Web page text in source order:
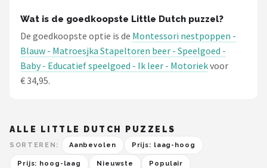
Wat is de goedkoopste Little Dutch puzzel?
De goedkoopste optie is de Montessori nestpoppen -
Blauw - Matroesjka Stapeltoren beer - Speelgoed -
Baby - Educatief speelgoed - Ik leer - Motoriekvoor
€ 34,95.
ALLE LITTLE DUTCH PUZZELS
SORTEREN: Aanbevolen Prijs: laag-hoog
Prijs: hoog-laag Nieuwste Populair